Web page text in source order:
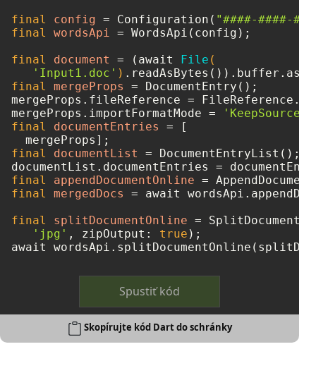
final
config = Configuration( "####-####-
final
wordsApi = WordsApi(config);
final
document = (await File (
'Input1.doc' )
final
mergeProps = DocumentEntry();
mergeProps.fileReference =
mergeProps.importFormatMode =
final
documentEntries = [
final
documentList = DocumentEntryList();
final
appendDocumentOnline =
final
mergedDocs = await
final
splitDocumentOnline =
'jpg' , zipOutput: true );
Spustiť kód
Skopírujte kód Dart do schránky